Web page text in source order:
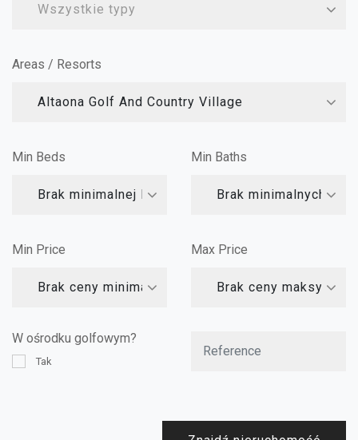
Wszystkie typy
Areas / Resorts
Altaona Golf And Country Village
Min Beds
Brak minimalnej liczby sypialni
Min Baths
Brak minimalnych
Min Price
Brak ceny minimalnej
Max Price
Brak ceny
W ośrodku golfowym?
Tak